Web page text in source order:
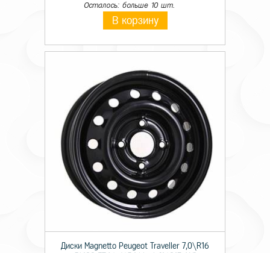
Осталось: больше 10 шт.
В корзину
Диски Magnetto Peugeot Traveller 7,0\R16